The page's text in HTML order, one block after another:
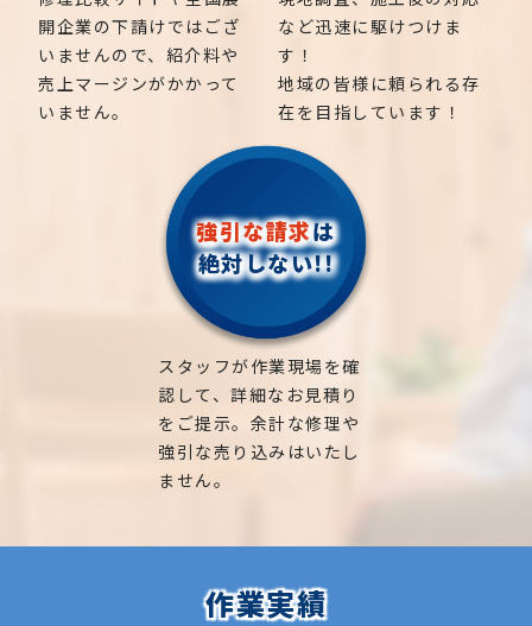
開企業の下請けではござ
いませんので、紹介料や
売上マージンがかかって
いません。
など迅速に駆けつけま
す！
地域の皆様に頼られる存
在を目指しています！
強引な請求は
絶対しない!!
スタッフが作業現場を確
認して、詳細なお見積り
をご提示。余計な修理や
強引な売り込みはいたし
ません。
作業実績